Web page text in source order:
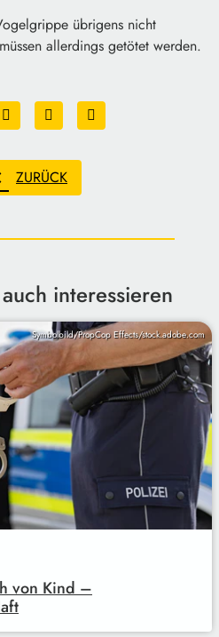
übrigens nicht
allerdings getötet werden.
ZURÜCK
interessieren
Symbolbild/PropCop Effects/stock.adobe.com
von Kind –